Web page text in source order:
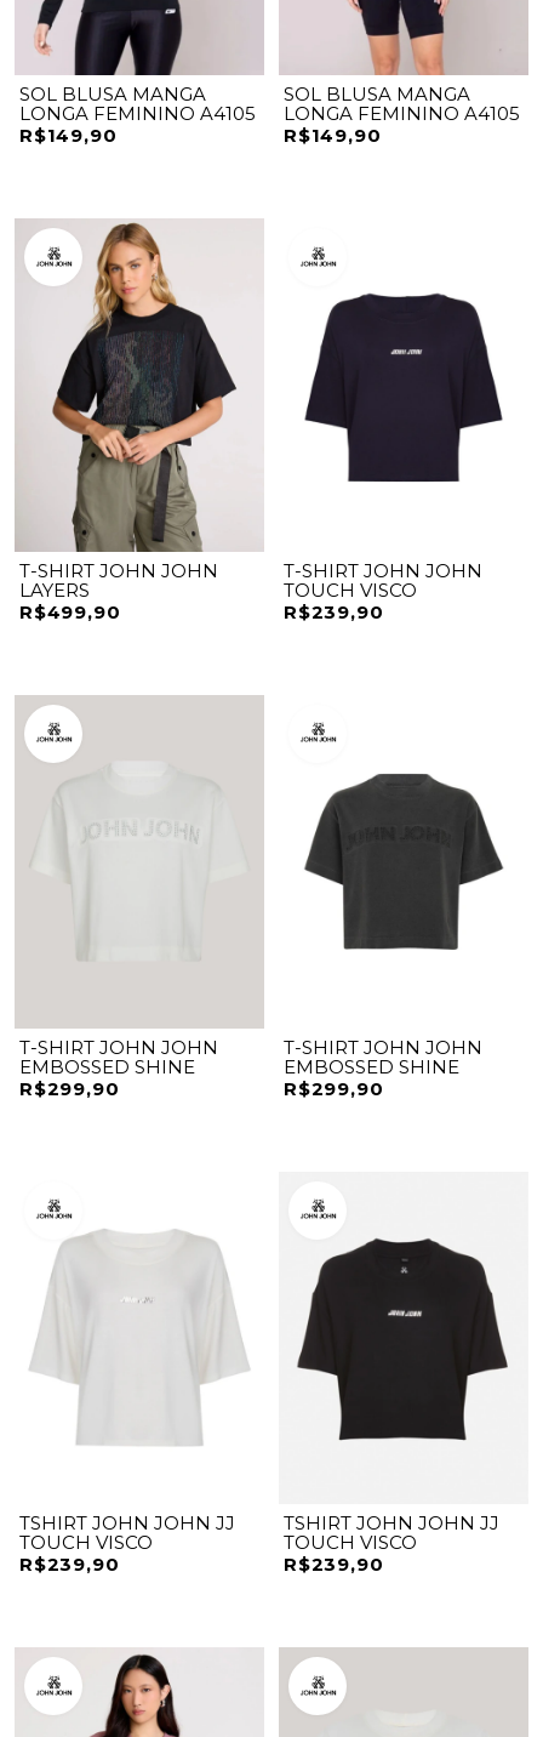
SOL BLUSA MANGA
LONGA FEMININO A4105
R$149,90
SOL BLUSA MANGA
LONGA FEMININO A4105
R$149,90
T-SHIRT JOHN JOHN
LAYERS
R$499,90
T-SHIRT JOHN JOHN
TOUCH VISCO
R$239,90
T-SHIRT JOHN JOHN
EMBOSSED SHINE
R$299,90
T-SHIRT JOHN JOHN
EMBOSSED SHINE
R$299,90
TSHIRT JOHN JOHN JJ
TOUCH VISCO
R$239,90
TSHIRT JOHN JOHN JJ
TOUCH VISCO
R$239,90